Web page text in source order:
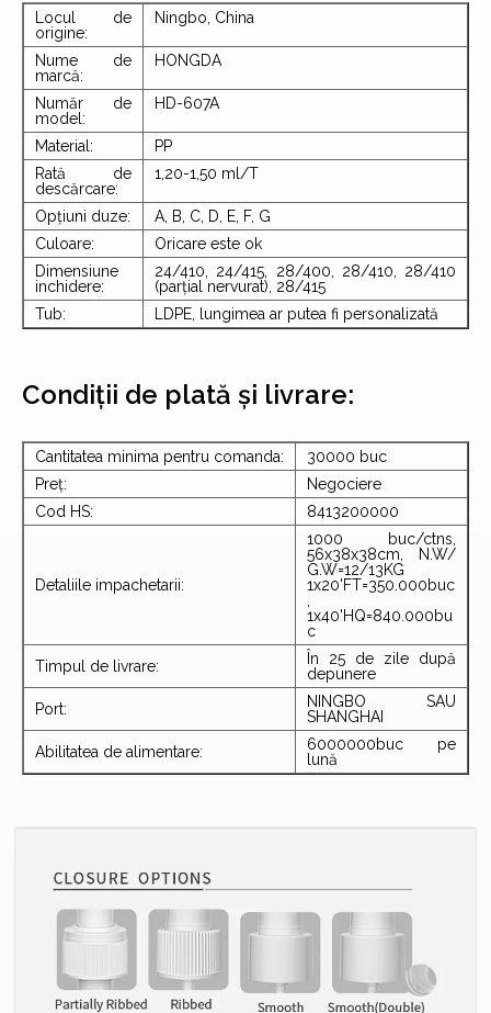
Locul de
origine:
Ningbo, China
Nume de
marcă:
HONGDA
Număr de
model:
HD-607A
Material:
PP
Rată de
descărcare:
1,20-1,50 ml/T
Opțiuni duze:
A, B, C, D, E, F, G
Culoare:
Oricare este ok
Dimensiune
inchidere:
24/410, 24/415, 28/400, 28/410, 28/410
(parțial nervurat), 28/415
Tub:
LDPE, lungimea ar putea fi personalizată
Condiții de plată și livrare:
Cantitatea minima pentru comanda:
30000 buc
Preț:
Negociere
Cod HS:
8413200000
Detaliile impachetarii:
1000 buc/ctns,
56x38x38cm, N.W/
G.W=12/13KG
1x20'FT=350.000buc
1x40'HQ=840.000bu
c
Timpul de livrare:
În 25 de zile după
depunere
Port:
NINGBO SAU
SHANGHAI
Abilitatea de alimentare:
6000000buc pe
lună